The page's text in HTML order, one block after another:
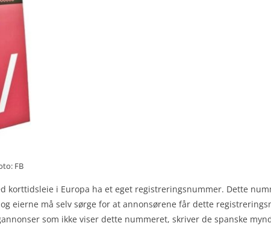
FB
korttidsleie i Europa ha et eget registreringsnummer. Dette
eierne må selv sørge for at annonsørene får dette
som ikke viser dette nummeret, skriver de spanske